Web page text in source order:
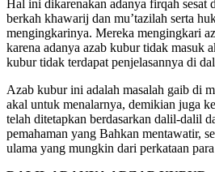
Hal ini dikarenakan adanya firqah sesat
berkah khawarij dan mu’tazilah serta
mengingkarinya. Mereka mengingkari
karena adanya azab kubur tidak masuk
Azab kubur ini adalah masalah gaib di
akal untuk menalarnya, demikian juga
telah ditetapkan berdasarkan dalil-dalil
pemahaman yang Bahkan mentawatir,